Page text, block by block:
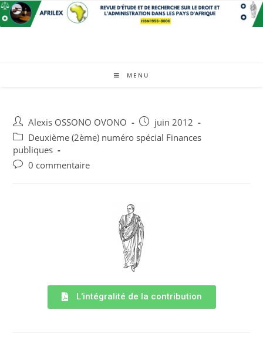
MENU
Alexis OSSONO OVONO
juin 2012
Deuxième (2ème) numéro spécial Finances
publiques
0 commentaire
L'intégralité de la contribution